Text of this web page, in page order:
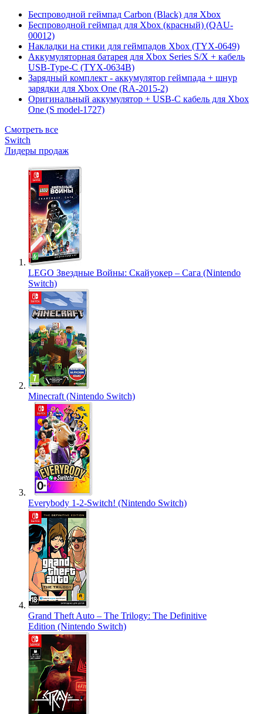
Беспроводной геймпад Carbon (Black) для Xbox
Беспроводной геймпад для Xbox (красный) (QAU-
00012)
Накладки на стики для геймпадов Xbox (TYX-0649)
Аккумуляторная батарея для Xbox Series S/X + кабель
USB-Type-C (TYX-0634B)
Зарядный комплект - аккумулятор геймпада + шнур
зарядки для Xbox One (RA-2015-2)
Оригинальный аккумулятор + USB-C кабель для Xbox
One (S model-1727)
Смотреть все
Switch
Лидеры продаж
LEGO Звездные Войны: Скайуокер – Сага (Nintendo
Switch)
Minecraft (Nintendo Switch)
Everybody 1-2-Switch! (Nintendo Switch)
Grand Theft Auto – The Trilogy: The Definitive
Edition (Nintendo Switch)